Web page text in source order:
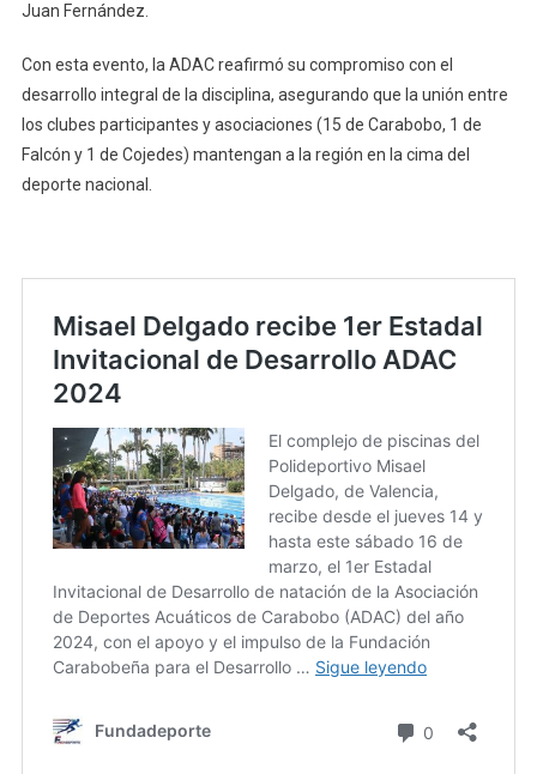
Juan Fernández.
Con esta evento, la ADAC reafirmó su compromiso con el
desarrollo integral de la disciplina, asegurando que la unión entre
los clubes participantes y asociaciones (15 de Carabobo, 1 de
Falcón y 1 de Cojedes) mantengan a la región en la cima del
deporte nacional.